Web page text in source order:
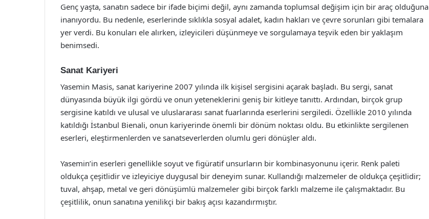
Genç yaşta, sanatın sadece bir ifade biçimi değil, aynı zamanda toplumsal değişim için bir araç olduğuna
inanıyordu. Bu nedenle, eserlerinde sıklıkla sosyal adalet, kadın hakları ve çevre sorunları gibi temalara
yer verdi. Bu konuları ele alırken, izleyicileri düşünmeye ve sorgulamaya teşvik eden bir yaklaşım
benimsedi.
Sanat Kariyeri
Yasemin Masis, sanat kariyerine 2007 yılında ilk kişisel sergisini açarak başladı. Bu sergi, sanat
dünyasında büyük ilgi gördü ve onun yeteneklerini geniş bir kitleye tanıttı. Ardından, birçok grup
sergisine katıldı ve ulusal ve uluslararası sanat fuarlarında eserlerini sergiledi. Özellikle 2010 yılında
katıldığı İstanbul Bienali, onun kariyerinde önemli bir dönüm noktası oldu. Bu etkinlikte sergilenen
eserleri, eleştirmenlerden ve sanatseverlerden olumlu geri dönüşler aldı.
Yasemin’in eserleri genellikle soyut ve figüratif unsurların bir kombinasyonunu içerir. Renk paleti
oldukça çeşitlidir ve izleyiciye duygusal bir deneyim sunar. Kullandığı malzemeler de oldukça çeşitlidir;
tuval, ahşap, metal ve geri dönüşümlü malzemeler gibi birçok farklı malzeme ile çalışmaktadır. Bu
çeşitlilik, onun sanatına yenilikçi bir bakış açısı kazandırmıştır.